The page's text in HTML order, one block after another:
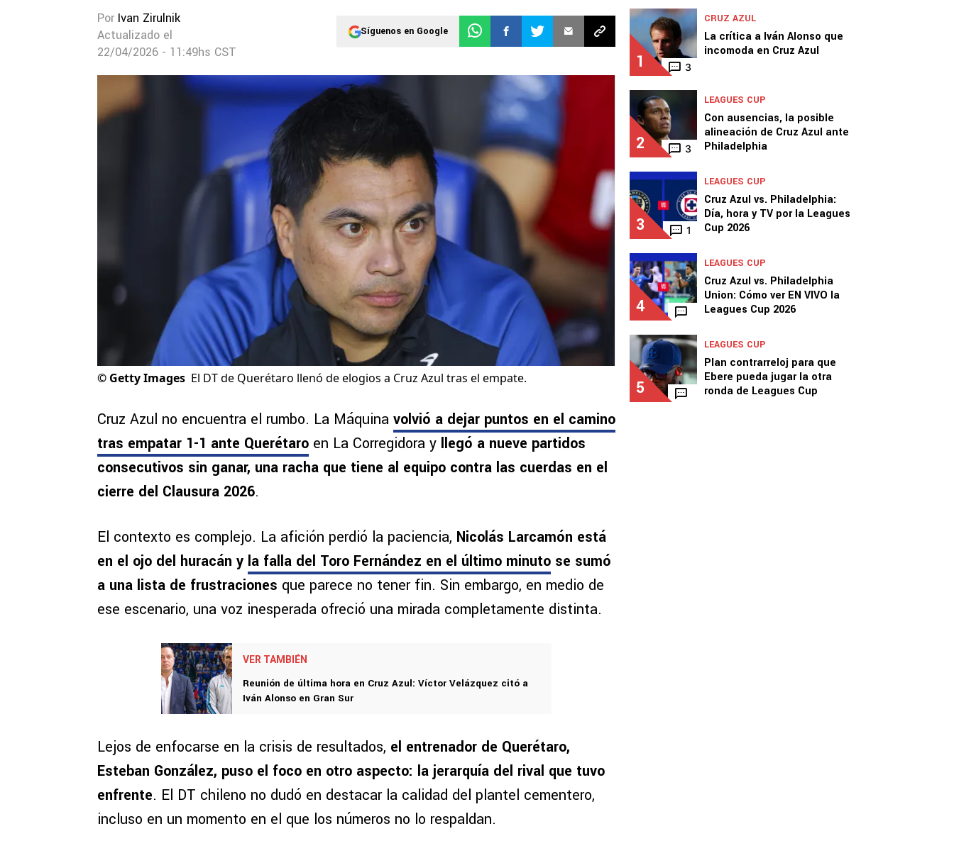
Por Ivan Zirulnik
Actualizado el
22/04/2026 - 11:49hs CST
Síguenos en Google
© Getty Images El DT de Querétaro llenó de elogios a Cruz Azul tras el empate.
Cruz Azul no encuentra el rumbo. La Máquina volvió a dejar puntos en el camino
tras empatar 1-1 ante Querétaro en La Corregidora y llegó a nueve partidos
consecutivos sin ganar, una racha que tiene al equipo contra las cuerdas en el
cierre del Clausura 2026.
El contexto es complejo. La afición perdió la paciencia, Nicolás Larcamón está
en el ojo del huracán y la falla del Toro Fernández en el último minuto se sumó
a una lista de frustraciones que parece no tener fin. Sin embargo, en medio de
ese escenario, una voz inesperada ofreció una mirada completamente distinta.
VER TAMBIÉN
Reunión de última hora en Cruz Azul: Víctor Velázquez citó a
Iván Alonso en Gran Sur
Lejos de enfocarse en la crisis de resultados, el entrenador de Querétaro,
Esteban González, puso el foco en otro aspecto: la jerarquía del rival que tuvo
enfrente. El DT chileno no dudó en destacar la calidad del plantel cementero,
incluso en un momento en el que los números no lo respaldan.
1 3
CRUZ AZUL
La crítica a Iván Alonso que
incomoda en Cruz Azul
2 3
LEAGUES CUP
Con ausencias, la posible
alineación de Cruz Azul ante
Philadelphia
3 1
LEAGUES CUP
Cruz Azul vs. Philadelphia:
Día, hora y TV por la Leagues
Cup 2026
4
LEAGUES CUP
Cruz Azul vs. Philadelphia
Union: Cómo ver EN VIVO la
Leagues Cup 2026
5
LEAGUES CUP
Plan contrarreloj para que
Ebere pueda jugar la otra
ronda de Leagues Cup